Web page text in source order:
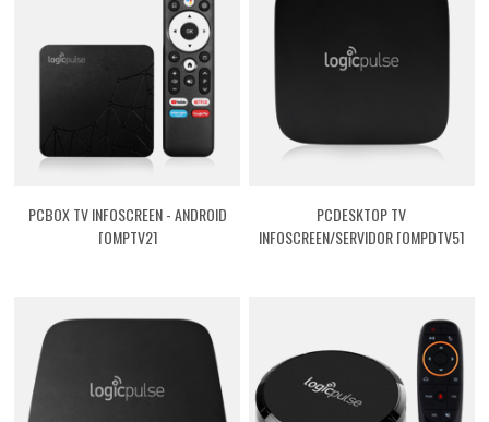
PCBOX TV INFOSCREEN - ANDROID
[QMPTV2]
PCDESKTOP TV
INFOSCREEN/SERVIDOR [QMPDTV5]